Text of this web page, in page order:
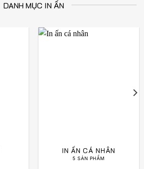
DANH MỤC IN ẤN
IN ẤN CÁ NHÂN
5 SẢN PHẨM